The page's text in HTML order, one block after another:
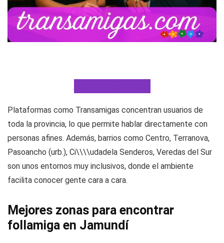
Plataformas como Transamigas concentran usuarios de
toda la provincia, lo que permite hablar directamente con
personas afines. Además, barrios como Centro, Terranova,
Pasoancho (urb.), Ci\\\\udadela Senderos, Veredas del Sur
son unos entornos muy inclusivos, donde el ambiente
facilita conocer gente cara a cara.
Mejores zonas para encontrar
follamiga en Jamundí